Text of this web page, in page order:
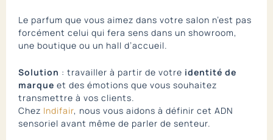
Le parfum que vous aimez dans votre salon n’est pas
forcément celui qui fera sens dans un showroom,
une boutique ou un hall d’accueil.
Solution : travailler à partir de votre identité de
marque et des émotions que vous souhaitez
transmettre à vos clients.
Chez Indifair, nous vous aidons à définir cet ADN
sensoriel avant même de parler de senteur.